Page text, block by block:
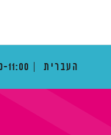
העברית 11:00